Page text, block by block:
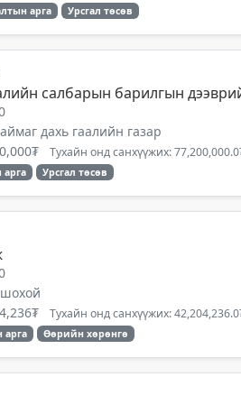
арга Урсгал төсөв
салбарын барилгын
дахь гаалийн газар
Тухайн онд санхүүжих:
арга Урсгал төсөв
Тухайн онд санхүүжих:
арга Өөрийн хөрөнгө